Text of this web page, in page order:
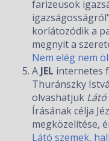
farizeusok
korlátozódik a
megnyit a
Nem elég nem
A JEL internetes
Thuránszky
olvashatjuk
Írásának célja
megközelítése,
Látó szemek,